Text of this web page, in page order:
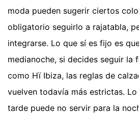
moda pueden sugerir ciertos
obligatorio seguirlo a rajatabla,
integrarse. Lo que sí es fijo es
medianoche, si decides seguir la
como Hï Ibiza, las reglas de
vuelven todavía más estrictas.
tarde puede no servir para la